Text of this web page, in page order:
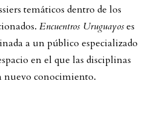
temáticos dentro de los
Encuentros Uruguayoses
a un público especializado
en el que las disciplinas
nuevo conocimiento.